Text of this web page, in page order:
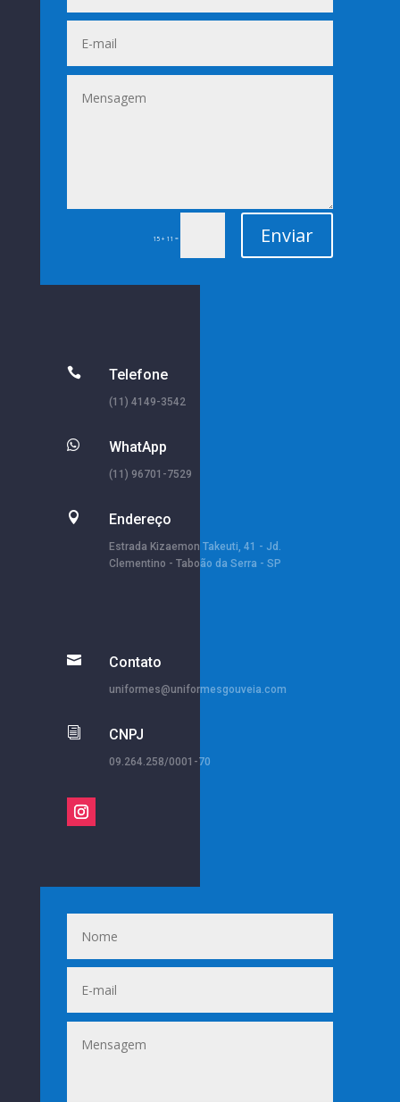
15 + 11 = Enviar
 Telefone
(11) 4149-3542
 WhatApp
(11) 96701-7529
 Endereço
Estrada Kizaemon Takeuti, 41 - Jd.
Clementino - Taboão da Serra - SP
 Contato
uniformes@uniformesgouveia.com
i CNPJ
09.264.258/0001-70